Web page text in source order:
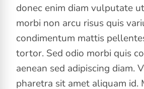
donec enim diam vulputate
morbi non arcu risus quis
condimentum mattis
tortor. Sed odio morbi quis
aenean sed adipiscing diam.
pharetra sit amet aliquam id.